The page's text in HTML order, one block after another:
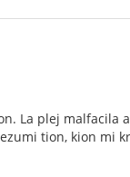
La plej malfacila
tion, kion mi